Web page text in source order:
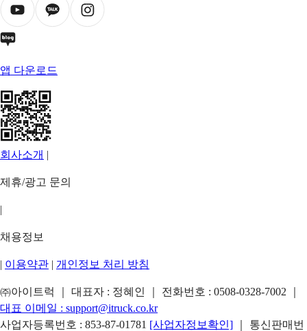
앱 다운로드
회사소개 |
제휴/광고 문의
|
채용정보
| 이용약관 | 개인정보 처리 방침
㈜아이트럭 ｜ 대표자 : 정혜인 ｜ 전화번호 : 0508-0328-7002
대표 이메일 : support@itruck.co.kr
사업자등록번호 : 853-87-01781 [사업자정보확인]
｜ 통신판매번